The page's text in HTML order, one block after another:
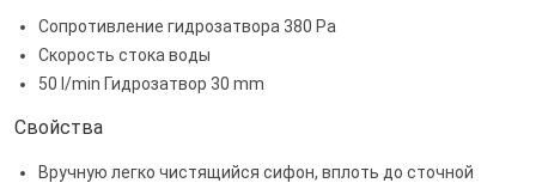
Сопротивление гидрозатвора 380 Pa
Скорость стока воды
50 l/min Гидрозатвор 30 mm
Свойства
Вручную легко чистящийся сифон, вплоть до сточной